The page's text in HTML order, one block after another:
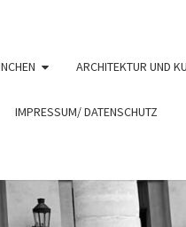
ARCHITEKTUR UND
IMPRESSUM/ DATENSCHUTZ